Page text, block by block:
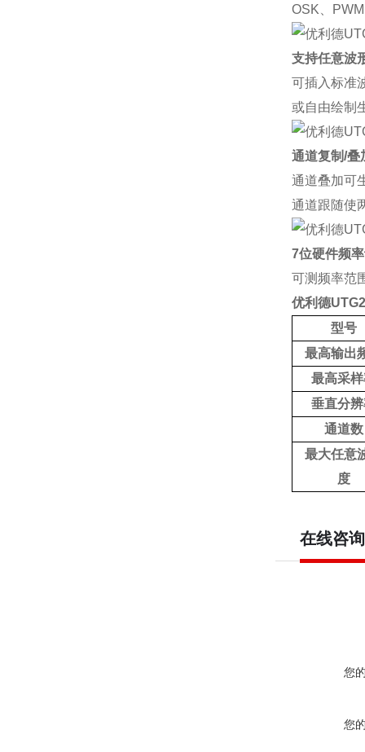
OSK
PWM
支持任意波
可插入标准
或自由绘制
通道复制/叠
通道叠加可
通道跟随使
7位硬件频
可测频率范
优利德
型号
最高输出
最高采
垂直分
通道数
最大任意
度
在线咨询
您
您